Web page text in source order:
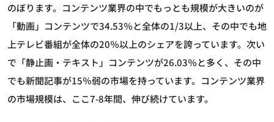
のぼります。コンテンツ業界の中でもっとも規模が大きいのが
「動画」コンテンツで34.53％と全体の1/3以上、その中でも地
上テレビ番組が全体の20％以上のシェアを誇っています。次い
で「静止画・テキスト」コンテンツが26.03％と多く、その中
でも新聞記事が15％弱の市場を持っています。コンテンツ業界
の市場規模は、ここ7-8年間、伸び続けています。